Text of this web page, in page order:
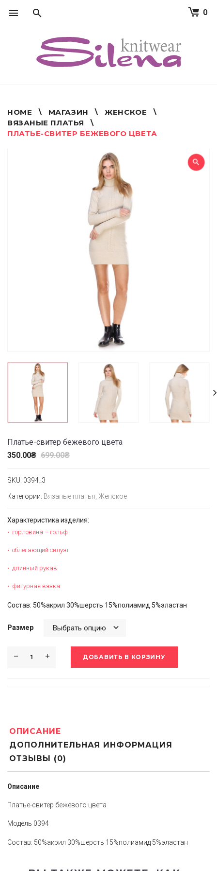
0
HOME \ МАГАЗИН \ ЖЕНСКОЕ
\
ВЯЗАНЫЕ ПЛАТЬЯ
\
ПЛАТЬЕ-СВИТЕР БЕЖЕВОГО ЦВЕТА
СКИДКА
Платье-свитер бежевого цвета
350.00₴ 699.00₴
SKU: 0394_3
Категории: Вязаные платья, Женское
Характеристика изделия:
горловина – гольф
облегающий силуэт
длинный рукав
фигурная вязка
Состав: 50%акрил 30%шерсть 15%полиамид 5%эластан
Размер
ДОБАВИТЬ В КОРЗИНУ
ОПИСАНИЕ
ДОПОЛНИТЕЛЬНАЯ ИНФОРМАЦИЯ
ОТЗЫВЫ (0)
Описание
Платье-свитер бежевого цвета
Модель 0394
Состав: 50%акрил 30%шерсть 15%полиамид 5%эластан